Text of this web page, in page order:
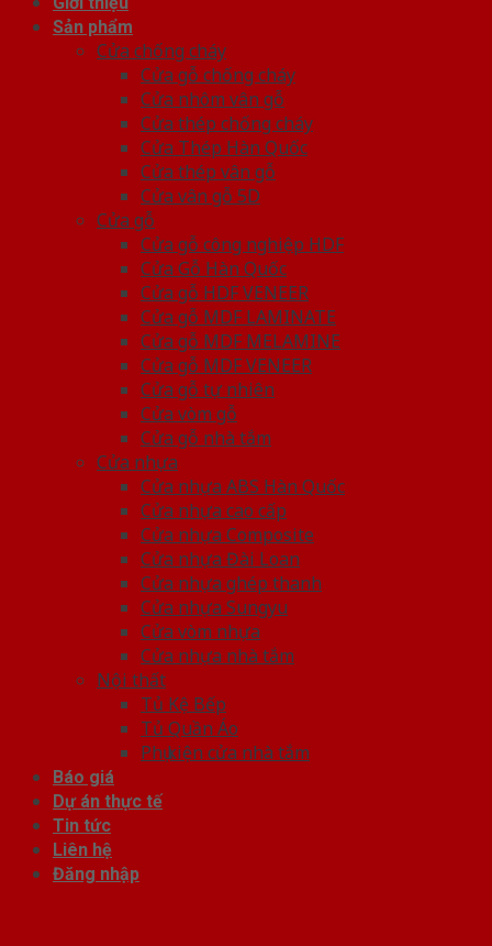
Sản phẩm
Cửa chống cháy
Cửa gỗ chống cháy
Cửa nhôm vân gỗ
Cửa thép chống cháy
Cửa Thép Hàn Quốc
Cửa thép vân gỗ
Cửa vân gỗ 5D
Cửa gỗ
Cửa gỗ công nghiệp HDF
Cửa Gỗ Hàn Quốc
Cửa gỗ HDF VENEER
Cửa gỗ MDF LAMINATE
Cửa gỗ MDF MELAMINE
Cửa gỗ MDF VENEER
Cửa gỗ tự nhiên
Cửa vòm gỗ
Cửa gỗ nhà tắm
Cửa nhựa
Cửa nhựa ABS Hàn Quốc
Cửa nhựa cao cấp
Cửa nhựa Composite
Cửa nhựa Đài Loan
Cửa nhựa ghép thanh
Cửa nhựa Sungyu
Cửa vòm nhựa
Cửa nhựa nhà tắm
Nội thất
Tủ Kệ Bếp
Tủ Quần Áo
Phụ kiện cửa nhà tắm
Báo giá
Dự án thực tế
Tin tức
Liên hệ
Đăng nhập